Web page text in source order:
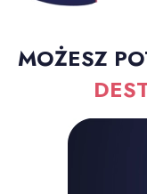
MOŻESZ